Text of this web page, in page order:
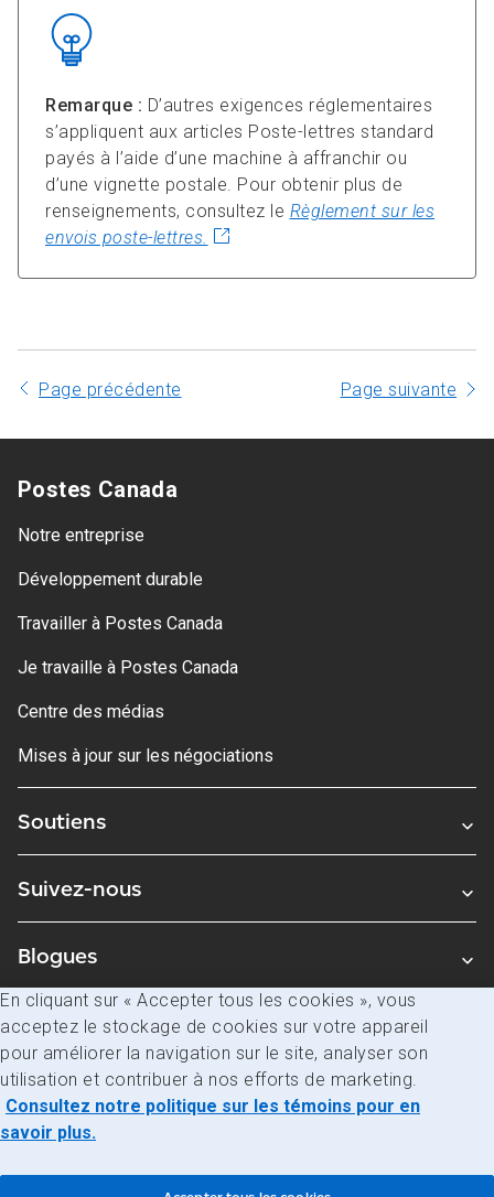
Remarque : D’autres exigences réglementaires
s’appliquent aux articles Poste-lettres standard
payés à l’aide d’une machine à affranchir ou
d’une vignette postale. Pour obtenir plus de
renseignements, consultez le Règlement sur les
envois poste-lettres.
Page précédente Page suivante
Postes Canada
Notre entreprise
Développement durable
Travailler à Postes Canada
Je travaille à Postes Canada
Centre des médias
Mises à jour sur les négociations
Soutiens
Suivez-nous
Blogues
Avis juridiques
Confidentialité
Accès à l’information
En cliquant sur « Accepter tous les cookies », vous
acceptez le stockage de cookies sur votre appareil
pour améliorer la navigation sur le site, analyser son
utilisation et contribuer à nos efforts de marketing.
Consultez notre politique sur les témoins pour en
savoir plus.